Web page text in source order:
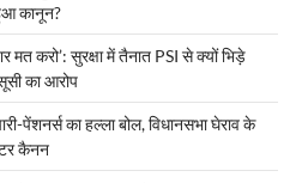
कानून?
मत करो’: सुरक्षा में तैनात PSI से क्यों भिड़े
का आरोप
पेंशनर्स का हल्ला बोल, विधानसभा घेराव के
कैनन